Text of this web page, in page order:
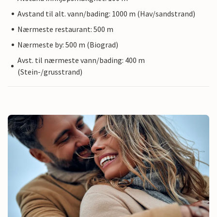
Avstand til alt. vann/bading: 1000 m (Hav/sandstrand)
Nærmeste restaurant: 500 m
Nærmeste by: 500 m (Biograd)
Avst. til nærmeste vann/bading: 400 m
(Stein-/grusstrand)